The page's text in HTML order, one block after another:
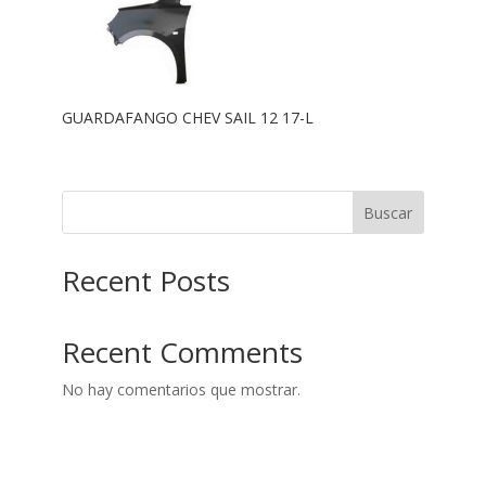
GUARDAFANGO CHEV SAIL 12 17-L
Buscar
Recent Posts
Recent Comments
No hay comentarios que mostrar.